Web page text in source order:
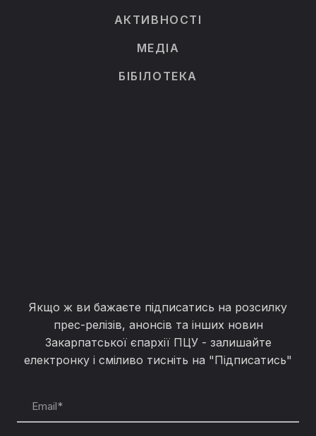
АКТИВНОСТІ
МЕДІА
БІБІЛОТЕКА
Якщо ж ви бажаєте підписатись на розсилку
прес-релізів, анонсів та інших новин
Закарпатської єпархії ПЦУ - залишайте
електронку і сміливо тисніть на "Підписатись"